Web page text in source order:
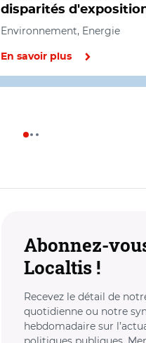
disparités
Environnement, Energie
En savoir plus
Abonnez-
Localtis !
Recevez le détail de
quotidienne ou notre
hebdomadaire sur